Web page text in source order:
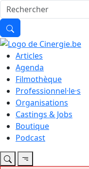
Articles
Agenda
Filmothèque
Professionnel·le·s
Organisations
Castings & Jobs
Boutique
Podcast